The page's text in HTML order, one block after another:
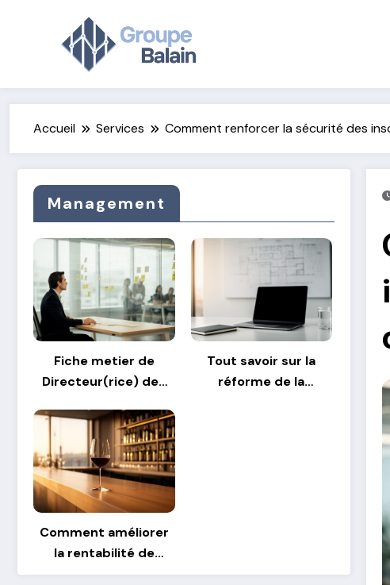
Accueil Services Comment renforcer la sécurité des
Management
Fiche metier de
Directeur(rice) des
comment gérer les
transitions
stratégiques
Tout savoir sur la
réforme de la
Comment améliorer
la rentabilité de
votre bar à vin grâce